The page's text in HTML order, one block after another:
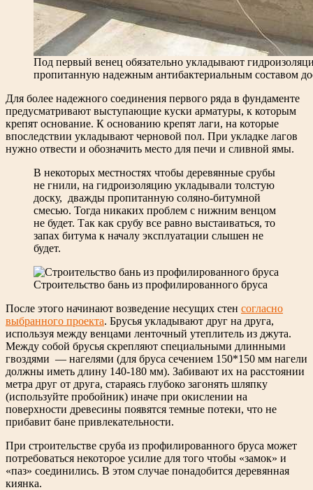
Под первый венец обязательно укладывают
пропитанную надежным антибактериальным составом
Для более надежного соединения первого ряда в фундаменте
предусматривают выступающие куски арматуры, к которым
крепят основание. К основанию крепят лаги, на которые
впоследствии укладывают черновой пол. При укладке лагов
нужно отвести и обозначить место для печи и сливной ямы.
В некоторых местностях чтобы деревянные срубы
не гнили, на гидроизоляцию укладывали толстую
доску, дважды пропитанную соляно-битумной
смесью. Тогда никаких проблем с нижним венцом
не будет. Так как срубу все равно выстаиваться, то
запах битума к началу эксплуатации слышен не
будет.
Строительство бань из профилированного бруса
После этого начинают возведение несущих стен согласно
выбранного проекта. Брусья укладывают друг на друга,
используя между венцами ленточный утеплитель из джута.
Между собой брусья скрепляют специальными длинными
гвоздями — нагелями (для бруса сечением 150*150 мм нагели
должны иметь длину 140-180 мм). Забивают их на расстоянии
метра друг от друга, стараясь глубоко загонять шляпку
(используйте пробойник) иначе при окислении на
поверхности древесины появятся темные потеки, что не
прибавит бане привлекательности.
При строительстве сруба из профилированного бруса может
потребоваться некоторое усилие для того чтобы «замок» и
«паз» соединились. В этом случае понадобится деревянная
киянка.